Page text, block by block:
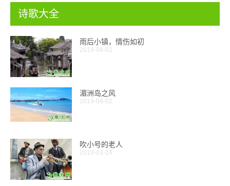
诗歌大全
雨后小镇，情伤如初
2019-04-02
湄洲岛之风
2019-04-02
吹小号的老人
2019-03-14